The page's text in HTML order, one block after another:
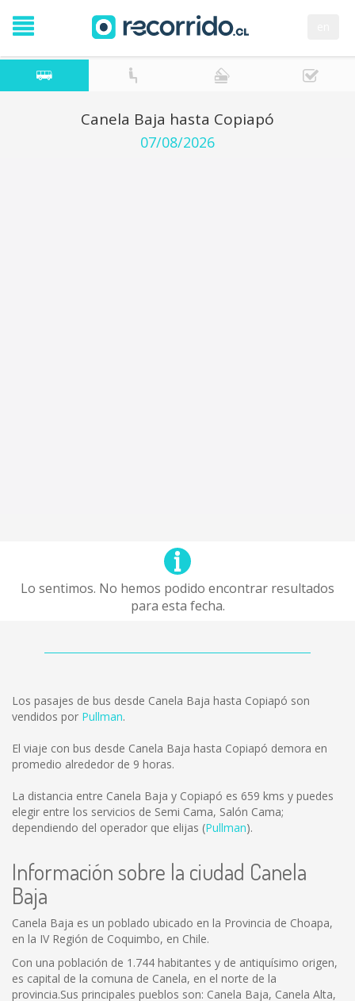
Canela Baja hasta Copiapó
07/08/2026
Lo sentimos. No hemos podido encontrar resultados
para esta fecha.
Los pasajes de bus desde Canela Baja hasta Copiapó son
vendidos por Pullman.
El viaje con bus desde Canela Baja hasta Copiapó demora en
promedio alrededor de 9 horas.
La distancia entre Canela Baja y Copiapó es 659 kms y puedes
elegir entre los servicios de Semi Cama, Salón Cama;
dependiendo del operador que elijas (Pullman).
Información sobre la ciudad Canela
Baja
Canela Baja es un poblado ubicado en la Provincia de Choapa,
en la IV Región de Coquimbo, en Chile.
Con una población de 1.744 habitantes y de antiquísimo origen,
es capital de la comuna de Canela, en el norte de la
provincia.Sus principales pueblos son: Canela Baja, Canela Alta,